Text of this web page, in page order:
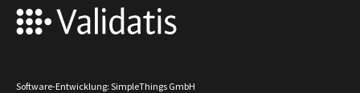
Software-Entwicklung: SimpleThings GmbH